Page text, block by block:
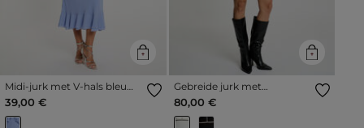
Midi-jurk met V-hals bleu
vrouw
39,00 €
Gebreide jurk met
omgeslagen kraag helder
wit vrouw
80,00 €